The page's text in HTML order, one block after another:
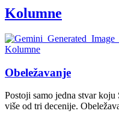
Kolumne
Kolumne
Obeležavanje
Postoji samo jedna stvar
više od tri decenije.